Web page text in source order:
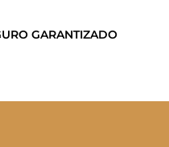
GARANTIZADO